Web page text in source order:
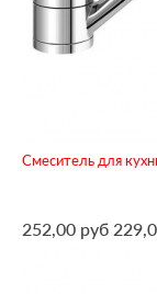
Смеситель для
252,00 руб